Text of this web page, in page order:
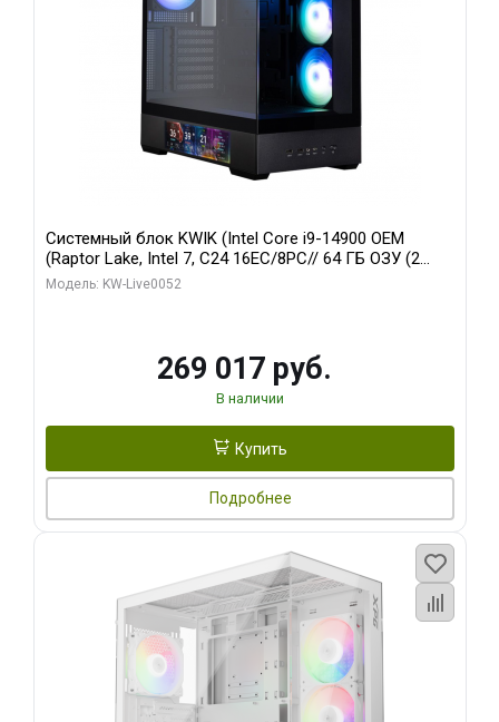
Системный блок KWIK (Intel Core i9-14900 OEM
(Raptor Lake, Intel 7, C24 16EC/8PC// 64 ГБ ОЗУ (2
модуля)/ Palit RTX5080 GAMINGPRO OC 16GB GDDR7
Модель: KW-Live0052
269 017 руб.
В наличии
Купить
Подробнее